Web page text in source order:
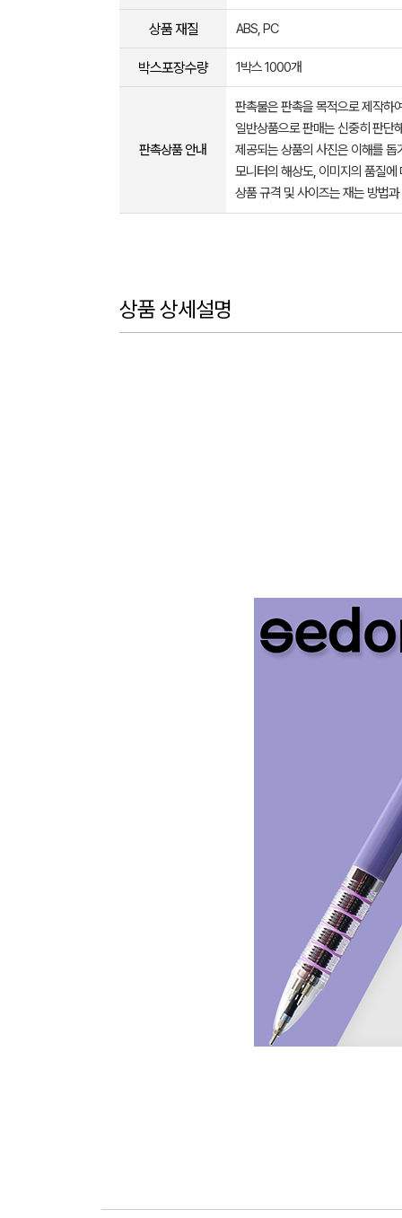
상품 재질 ABS, PC
박스포장수량 1박스 1000개
판촉상품 안내
판촉물은 판촉을 목적으로 제작하
일반상품으로 판매는 신중히 판단
제공되는 상품의 사진은 이해를
모니터의 해상도, 이미지의 품질
상품 규격 및 사이즈는 재는 방법
상품 상세설명